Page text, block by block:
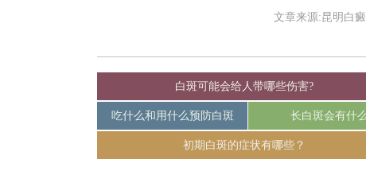
文章来源:昆明白
白斑可能会给人带哪些伤害?
吃什么和用什么预防白斑 长白斑会有什
初期白斑的症状有哪些？